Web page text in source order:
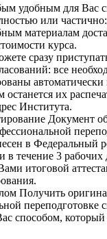
удобным для Вас
или
материалам
курса.
сразу
все
останется их
Института.
Документ
в Федеральный
в течение 3 рабочих
итоговой
Получить
способом, который